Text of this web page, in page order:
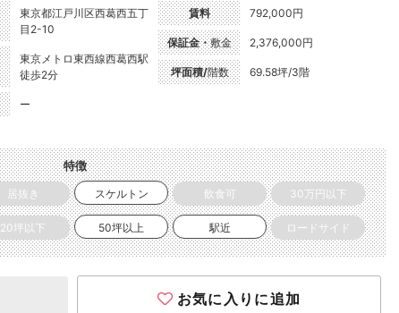
東京都江戸川区西葛西五丁
目2-10
東京メトロ東西線西葛西駅
徒歩2分
ー
賃料 792,000円
保証金・敷金 2,376,000円
坪面積/階数 69.58坪/3階
特徴
居抜き スケルトン 飲食可 30万円以下
20坪以下 50坪以上 駅近 ロードサイド
お気に入りに追加